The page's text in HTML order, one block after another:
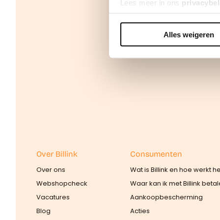
Lees meer in ons
We werken samen met42
Alles weigeren
Over Billink
Over ons
Webshopcheck
Vacatures
Blog
Consumenten
Wat is Billink en hoe werkt
Waar kan ik met Billink
Aankoopbescherming
Acties